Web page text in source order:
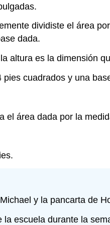
dividiste el área
dada.
altura es la dimensión
cuadrados y una
el área dada por la
y la pancarta de
escuela durante la